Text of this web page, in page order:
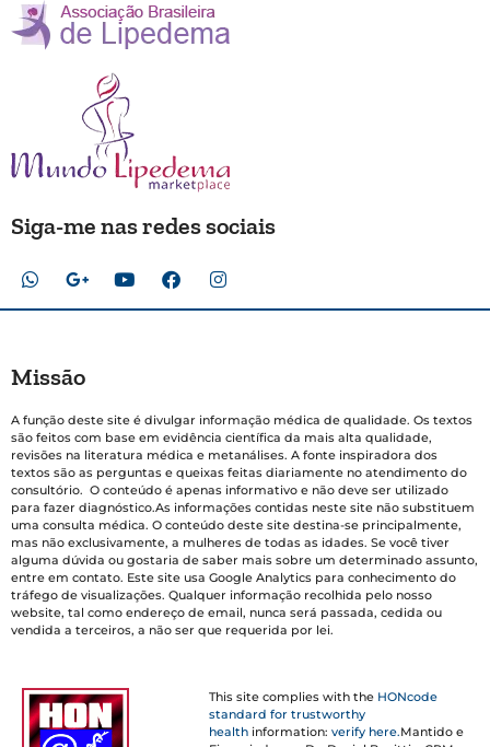
Siga-me nas redes sociais
Missão
A função deste site é divulgar informação médica de qualidade. Os textos
são feitos com base em evidência científica da mais alta qualidade,
revisões na literatura médica e metanálises. A fonte inspiradora dos
textos são as perguntas e queixas feitas diariamente no atendimento do
consultório. O conteúdo é apenas informativo e não deve ser utilizado
para fazer diagnóstico.As informações contidas neste site não substituem
uma consulta médica. O conteúdo deste site destina-se principalmente,
mas não exclusivamente, a mulheres de todas as idades. Se você tiver
alguma dúvida ou gostaria de saber mais sobre um determinado assunto,
entre em contato. Este site usa Google Analytics para conhecimento do
tráfego de visualizações. Qualquer informação recolhida pelo nosso
website, tal como endereço de email, nunca será passada, cedida ou
vendida a terceiros, a não ser que requerida por lei.
This site complies with the HONcode
standard for trustworthy
health information:verify here.Mantido e